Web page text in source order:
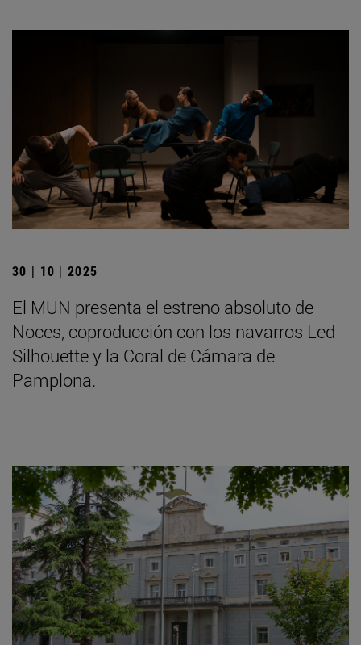
30 | 10 | 2025
El MUN presenta el estreno absoluto de
Noces, coproducción con los navarros Led
Silhouette y la Coral de Cámara de
Pamplona.